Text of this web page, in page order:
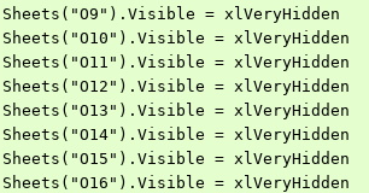
Sheets("O9").Visible = xlVeryHidden
Sheets("O10").Visible = xlVeryHidden
Sheets("O11").Visible = xlVeryHidden
Sheets("O12").Visible = xlVeryHidden
Sheets("O13").Visible = xlVeryHidden
Sheets("O14").Visible = xlVeryHidden
Sheets("O15").Visible = xlVeryHidden
Sheets("O16").Visible = xlVeryHidden